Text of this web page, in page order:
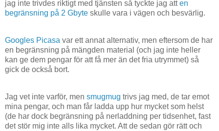
jag inte trivdes riktigt med tjänsten så tyckte jag atten
begränsning på 2 Gbyte skulle vara i vägen och besvärlig.
Googles Picasa var ett annat alternativ, men eftersom de har
en begränsning på mängden material (och jag inte heller
kan ge dem pengar för att få mer än det fria utrymmet) så
gick de också bort.
Jag vet inte varför, men smugmug trivs jag med, de tar emot
mina pengar, och man får ladda upp hur mycket som helst
(de har dock begränsning på nerladdning per tidsenhet, fast
det stör mig inte alls lika mycket. Att de sedan gör rätt och